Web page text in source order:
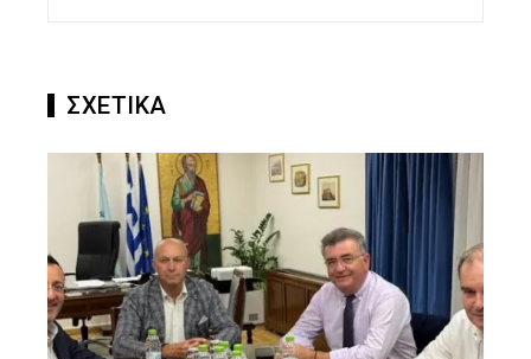
ΣΧΕΤΙΚΑ